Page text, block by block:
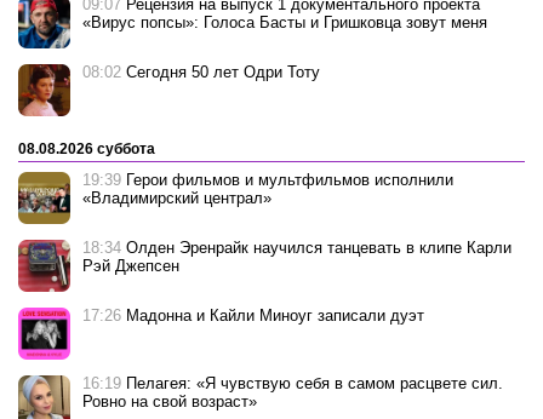
09:07 Рецензия на выпуск 1 документального проекта
«Вирус попсы»: Голоса Басты и Гришковца зовут меня
08:02 Сегодня 50 лет Одри Тоту
08.08.2026 суббота
19:39 Герои фильмов и мультфильмов исполнили
«Владимирский централ»
18:34 Олден Эренрайк научился танцевать в клипе Карли
Рэй Джепсен
17:26 Мадонна и Кайли Миноуг записали дуэт
16:19 Пелагея: «Я чувствую себя в самом расцвете сил.
Ровно на свой возраст»